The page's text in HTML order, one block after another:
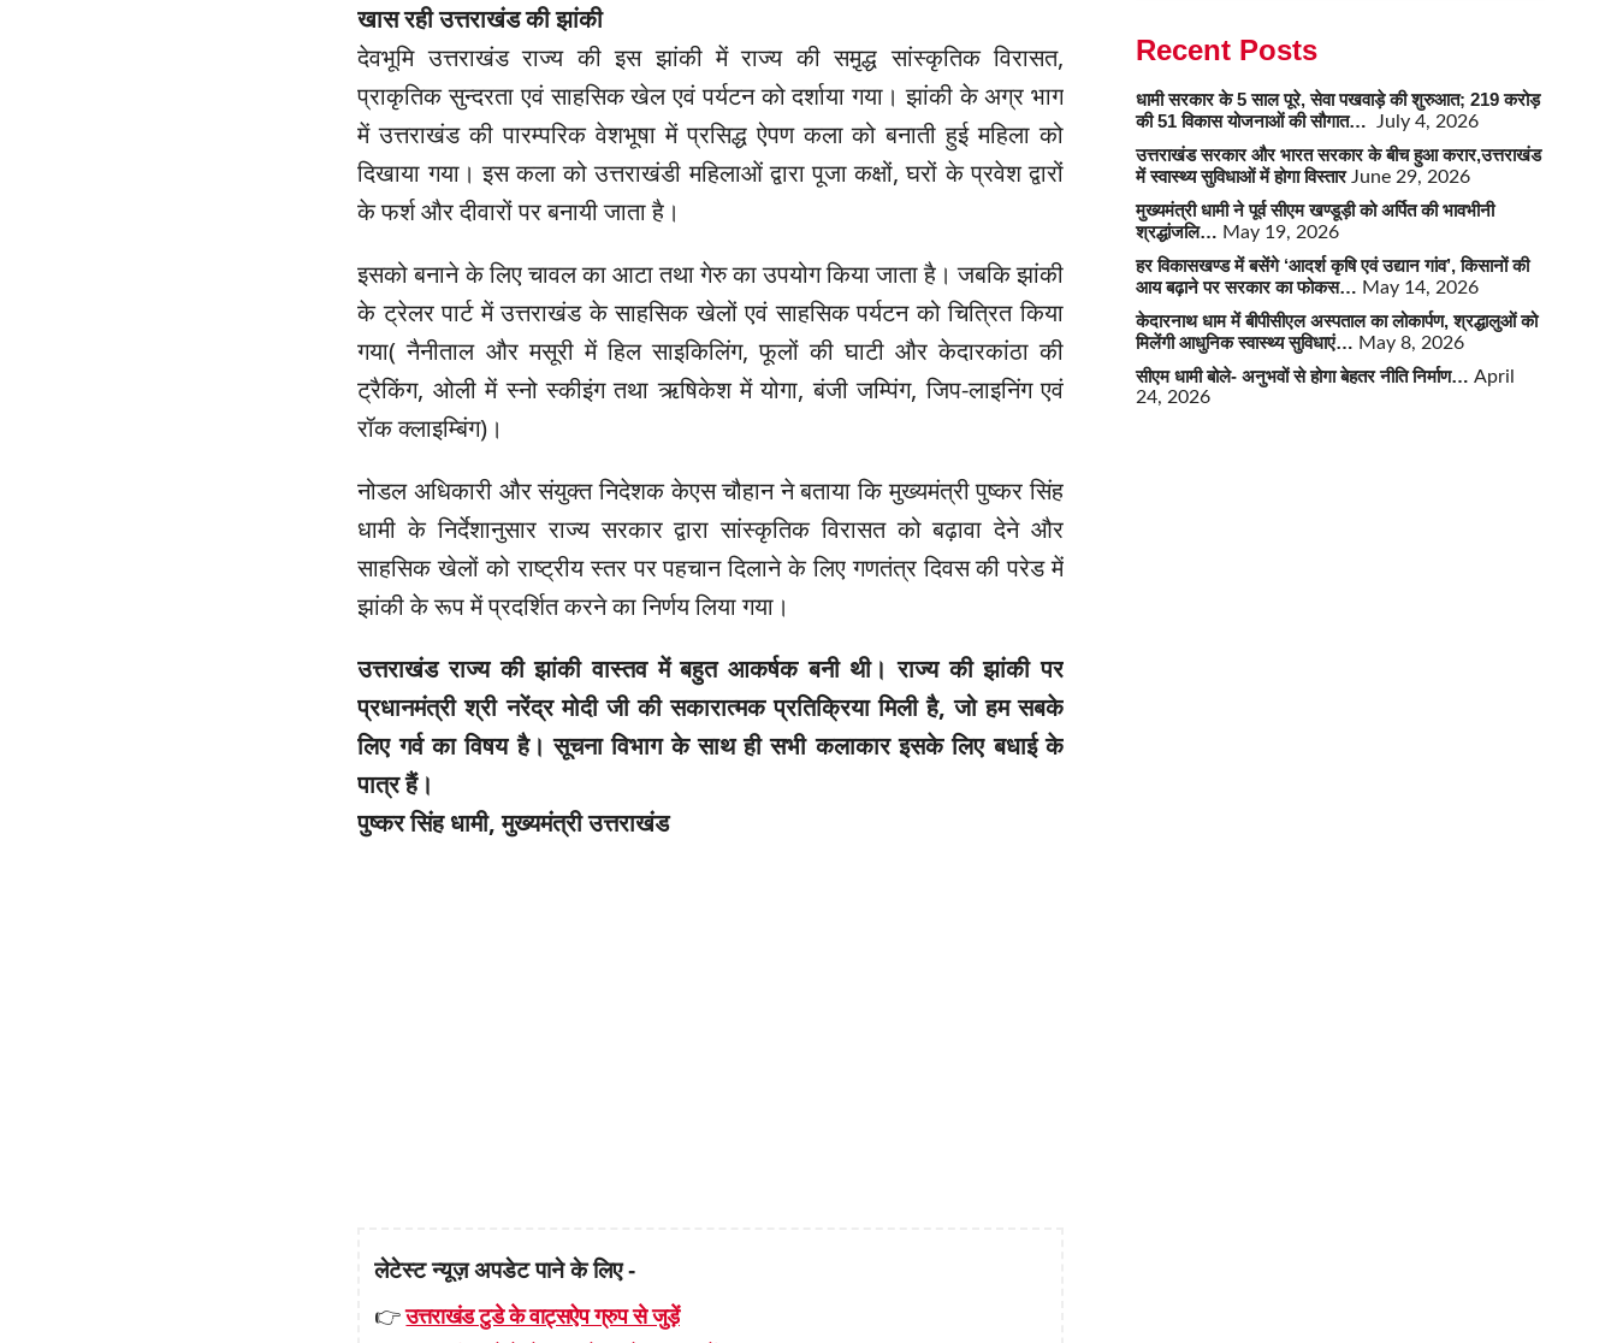
खास रही उत्तराखंड की झांकी
देवभूमि उत्तराखंड राज्य की इस झांकी में राज्य की समृ़द्ध सांस्कृतिक विरासत,
प्राकृतिक सुन्दरता एवं साहसिक खेल एवं पर्यटन को दर्शाया गया। झांकी के अग्र भाग
में उत्तराखंड की पारम्परिक वेशभूषा में प्रसिद्ध ऐपण कला को बनाती हुई महिला को
दिखाया गया। इस कला को उत्तराखंडी महिलाओं द्वारा पूजा कक्षों, घरों के प्रवेश द्वारों
के फर्श और दीवारों पर बनायी जाता है।
इसको बनाने के लिए चावल का आटा तथा गेरु का उपयोग किया जाता है। जबकि झांकी
के ट्रेलर पार्ट में उत्तराखंड के साहसिक खेलों एवं साहसिक पर्यटन को चित्रित किया
गया( नैनीताल और मसूरी में हिल साइकिलिंग, फूलों की घाटी और केदारकांठा की
ट्रैकिंग, ओली में स्नो स्कीइंग तथा ऋषिकेश में योगा, बंजी जम्पिंग, जिप-लाइनिंग एवं
रॉक क्लाइम्बिंग)।
नोडल अधिकारी और संयुक्त निदेशक केएस चौहान ने बताया कि मुख्यमंत्री पुष्कर सिंह
धामी के निर्देशानुसार राज्य सरकार द्वारा सांस्कृतिक विरासत को बढ़ावा देने और
साहसिक खेलों को राष्ट्रीय स्तर पर पहचान दिलाने के लिए गणतंत्र दिवस की परेड में
झांकी के रूप में प्रदर्शित करने का निर्णय लिया गया।
उत्तराखंड राज्य की झांकी वास्तव में बहुत आकर्षक बनी थी। राज्य की झांकी पर
प्रधानमंत्री श्री नरेंद्र मोदी जी की सकारात्मक प्रतिक्रिया मिली है, जो हम सबके
लिए गर्व का विषय है। सूचना विभाग के साथ ही सभी कलाकार इसके लिए बधाई के
पात्र हैं।
पुष्कर सिंह धामी, मुख्यमंत्री उत्तराखंड
लेटेस्ट न्यूज़ अपडेट पाने के लिए -
👉उत्तराखंड टुडे के वाट्सऐप ग्रुप से जुड़ें
Recent Posts
धामी सरकार के 5 साल पूरे, सेवा पखवाड़े की शुरुआत; 219 करोड़
की 51 विकास योजनाओं की सौगात… July 4, 2026
उत्तराखंड सरकार और भारत सरकार के बीच हुआ करार,उत्तराखंड
में स्वास्थ्य सुविधाओं में होगा विस्तार June 29, 2026
मुख्यमंत्री धामी ने पूर्व सीएम खण्डूड़ी को अर्पित की भावभीनी
श्रद्धांजलि… May 19, 2026
हर विकासखण्ड में बसेंगे ‘आदर्श कृषि एवं उद्यान गांव’, किसानों की
आय बढ़ाने पर सरकार का फोकस… May 14, 2026
केदारनाथ धाम में बीपीसीएल अस्पताल का लोकार्पण, श्रद्धालुओं को
मिलेंगी आधुनिक स्वास्थ्य सुविधाएं… May 8, 2026
सीएम धामी बोले- अनुभवों से होगा बेहतर नीति निर्माण… April
24, 2026